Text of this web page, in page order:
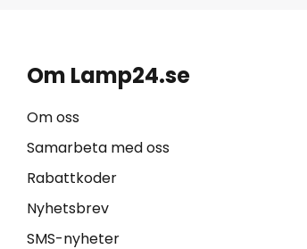
Om Lamp24.se
Om oss
Samarbeta med oss
Rabattkoder
Nyhetsbrev
SMS-nyheter